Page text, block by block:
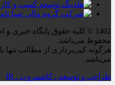
1402 © کلیه حقوق پایگاه
محفوظ می‌باشد.
هرگونه کپی‌برداری از مطالب تنها
می‌باشد.
طراحی و توسعه : کاشمروب . IR